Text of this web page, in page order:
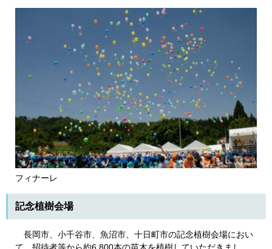
フィナーレ
記念植樹会場
長岡市、小千谷市、魚沼市、十日町市の記念植樹会場におい